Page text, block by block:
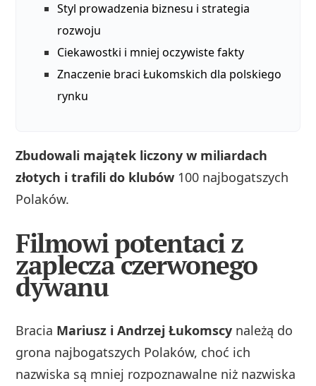
Styl prowadzenia biznesu i strategia
rozwoju
Ciekawostki i mniej oczywiste fakty
Znaczenie braci Łukomskich dla polskiego
rynku
Zbudowali majątek liczony w miliardach
złotych i trafili do klubów 100 najbogatszych
Polaków.
Filmowi potentaci z
zaplecza czerwonego
dywanu
Bracia Mariusz i Andrzej Łukomscy należą do
grona najbogatszych Polaków, choć ich
nazwiska są mniej rozpoznawalne niż nazwiska